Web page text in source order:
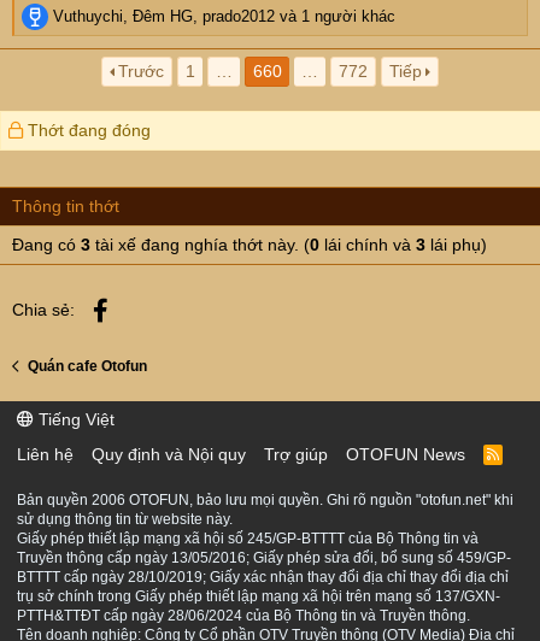
nên mới phát hiện ra bạn í nằm trong góc khe đó, cu zai
mặt tái mét chạy vào gọi em ra, em bật đèn điện thoại
chiếu vào bạn í. Lúc đó em chỉ thấy thương ánh mắt đó
chứ ko hề có cảm giác sợ hãi gì cả. Sau đó em bảo con
tắt đèn, đi vào phòng đóng cửa ngủ đi và để mở cửa
phòng giặt với ban công phòng khách, í đồ là nếu bạn
Sáng nay em tỉnh dậy ra ngó bạn í thì đã ko thấy ở đó
nữa, ko biết bạn í bay đi lúc nào, ngoài trời thì mưa gió.
Em cũng ko biết bạn ở đó bao lâu rồi hay mới vào tạm
Chuyện hơi lẩm cẩm, em mong cả nhà bỏ quá cho em ạ.
R
e
i
s
:
Vuthuychi, Đêm HG, prado2012 và 1 người khác
Trước 1 … 660 … 772 Tiếp
Thớt đang đóng
Thông tin thớt
Đang có 3 tài xế đang nghía thớt này. (0 lái chính và 3 lái phụ)
Chia sẻ:
Quán cafe Otofun
Tiếng Việt
Liên hệ
Quy định và Nội quy Trợ giúp OTOFUN News
R
S
Bản quyền 2006 OTOFUN, bảo lưu mọi quyền. Ghi rõ nguồn "otofun.net" khi
sử dụng thông tin từ website này.
Giấy phép thiết lập mạng xã hội số 245/GP-BTTTT của Bộ Thông tin và
Truyền thông cấp ngày 13/05/2016; Giấy phép sửa đổi, bổ sung số 459/GP-
BTTTT cấp ngày 28/10/2019; Giấy xác nhận thay đổi địa chỉ thay đổi địa chỉ
trụ sở chính trong Giấy phép thiết lập mạng xã hội trên mạng số 137/GXN-
PTTH&TTĐT cấp ngày 28/06/2024 của Bộ Thông tin và Truyền thông.
Tên doanh nghiệp: Công ty Cổ phần OTV Truyền thông (OTV Media) Địa chỉ